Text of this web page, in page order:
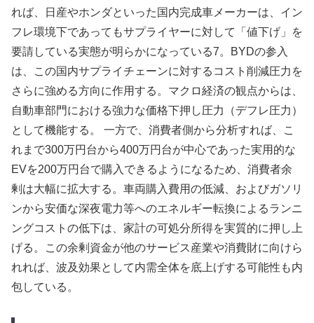
れば、日産やホンダといった国内完成車メーカーは、イン
フレ環境下であってもサプライヤーに対して「値下げ」を
要請している実態が明らかになっている7。BYDの参入
は、この国内サプライチェーンに対するコスト削減圧力を
さらに強める方向に作用する。マクロ経済の観点からは、
自動車部門における強力な価格下押し圧力（デフレ圧力）
として機能する。 一方で、消費者側から分析すれば、こ
れまで300万円台から400万円台が中心であった実用的な
EVを200万円台で購入できるようになるため、消費者余
剰は大幅に拡大する。車両購入費用の低減、およびガソリ
ンから安価な深夜電力等へのエネルギー転換によるランニ
ングコストの低下は、家計の可処分所得を実質的に押し上
げる。この余剰資金が他のサービス産業や消費財に向けら
れれば、波及効果として内需全体を底上げする可能性も内
包している。